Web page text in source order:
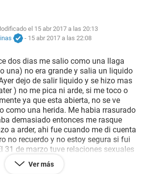
el 15 abr 2017 a las 20:13
- 15 abr 2017 a las 22:08
dos dias me salio como una llaga
una) no era grande y salia un liquido
dejo de salir liquido y se hizo mas
) no me pica ni arde, si me toco o
ya que esta abierta, no se ve
como una herida. Me habia rrasurado
demasiado entonces me rasque
a arder, ahi fue cuando me di cuenta
no recuerdo y no estoy segura si fui
31 de marzo tuve relaciones sexuales
y visiblemente no habia nada fuera
Yo pienso que si hubiera sido algo
Ver más